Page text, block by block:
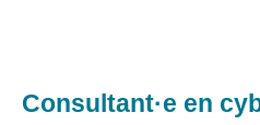
Consultant·e en
privée